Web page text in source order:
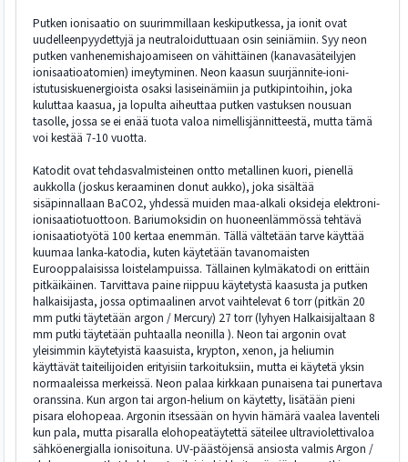
Putken ionisaatio on suurimmillaan keskiputkessa, ja ionit ovat
uudelleenpyydettyjä ja neutraloiduttuaan osin seiniämiin. Syy neon
putken vanhenemishajoamiseen on vähittäinen (kanavasäteilyjen
ionisaatioatomien) imeytyminen. Neon kaasun suurjännite-ioni-
istutusiskuenergioista osaksi lasiseinämiin ja putkipintoihin, joka
kuluttaa kaasua, ja lopulta aiheuttaa putken vastuksen nousuan
tasolle, jossa se ei enää tuota valoa nimellisjännitteestä, mutta tämä
voi kestää 7-10 vuotta.
Katodit ovat tehdasvalmisteinen ontto metallinen kuori, pienellä
aukkolla (joskus keraaminen donut aukko), joka sisältää
sisäpinnallaan BaCO2, yhdessä muiden maa-alkali oksideja elektroni-
ionisaatiotuottoon. Bariumoksidin on huoneenlämmössä tehtävä
ionisaatiotyötä 100 kertaa enemmän. Tällä vältetään tarve käyttää
kuumaa lanka-katodia, kuten käytetään tavanomaisten
Eurooppalaisissa loistelampuissa. Tällainen kylmäkatodi on erittäin
pitkäikäinen. Tarvittava paine riippuu käytetystä kaasusta ja putken
halkaisijasta, jossa optimaalinen arvot vaihtelevat 6 torr (pitkän 20
mm putki täytetään argon / Mercury) 27 torr (lyhyen Halkaisijaltaan 8
mm putki täytetään puhtaalla neonilla ). Neon tai argonin ovat
yleisimmin käytetyistä kaasuista, krypton, xenon, ja heliumin
käyttävät taiteilijoiden erityisiin tarkoituksiin, mutta ei käytetä yksin
normaaleissa merkeissä. Neon palaa kirkkaan punaisena tai punertava
oranssina. Kun argon tai argon-helium on käytetty, lisätään pieni
pisara elohopeaa. Argonin itsessään on hyvin hämärä vaalea laventeli
kun pala, mutta pisaralla elohopeatäytettä säteilee ultraviolettivaloa
sähköenergialla ionisoituna. UV-päästöjensä ansiosta valmis Argon /